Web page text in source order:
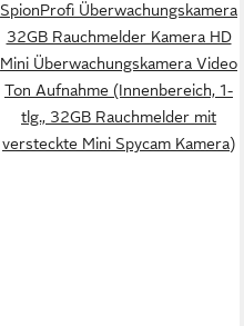
SpionProfi Überwachungskamera
32GB Rauchmelder Kamera HD
Mini Überwachungskamera Video
Ton Aufnahme (Innenbereich, 1-
tlg., 32GB Rauchmelder mit
versteckte Mini Spycam Kamera)